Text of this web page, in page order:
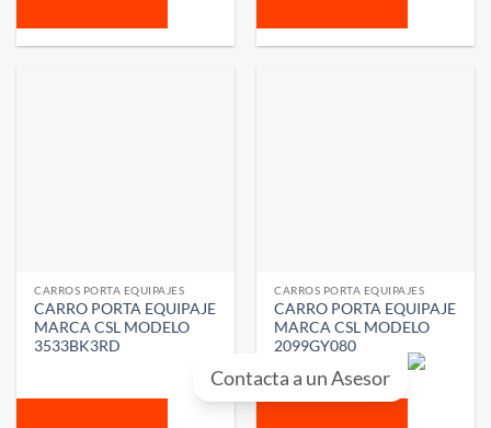
CARROS PORTA EQUIPAJES
CARRO PORTA EQUIPAJE
MARCA CSL MODELO
3533BK3RD
CARROS PORTA EQUIPAJES
CARRO PORTA EQUIPAJE
MARCA CSL MODELO
2099GY080
Contacta a un Asesor